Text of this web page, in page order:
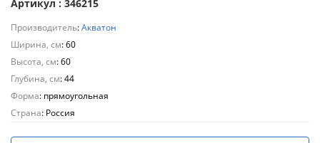
Aqwella
Fargo 60
(тумба с
раковиной
+ зеркало)
(витрина)
Aqwella
Fargo 60
(тумба с
раковиной
+ зеркало)
(витрина)
Артикул : 346215
Производитель:Акватон
Ширина, см: 60
Высота, см: 60
Глубина, см: 44
Форма: прямоугольная
Страна: Россия